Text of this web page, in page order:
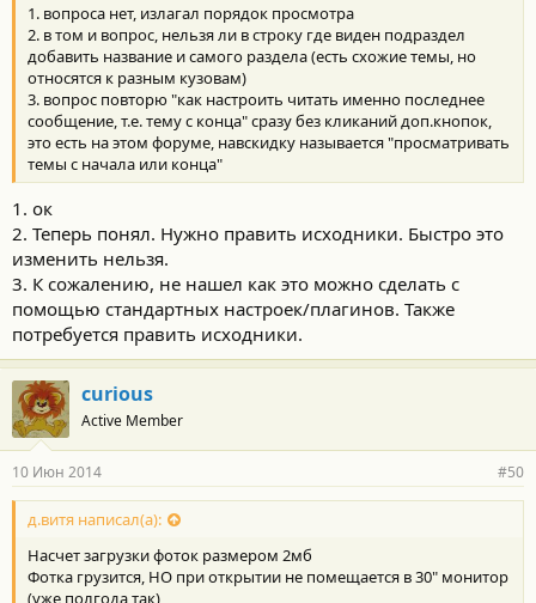
и
:
1. вопроса нет, излагал порядок просмотра
2. в том и вопрос, нельзя ли в строку где виден подраздел
добавить название и самого раздела (есть схожие темы, но
относятся к разным кузовам)
3. вопрос повторю "как настроить читать именно последнее
сообщение, т.е. тему с конца" сразу без кликаний доп.кнопок,
это есть на этом форуме, навскидку называется "просматривать
темы с начала или конца"
1. ок
2. Теперь понял. Нужно править исходники. Быстро это
изменить нельзя.
3. К сожалению, не нашел как это можно сделать с
помощью стандартных настроек/плагинов. Также
потребуется править исходники.
curious
Active Member
10 Июн 2014 #50
д.витя написал(а):
Насчет загрузки фоток размером 2мб
Фотка грузится, НО при открытии не помещается в 30" монитор
(уже полгода так)